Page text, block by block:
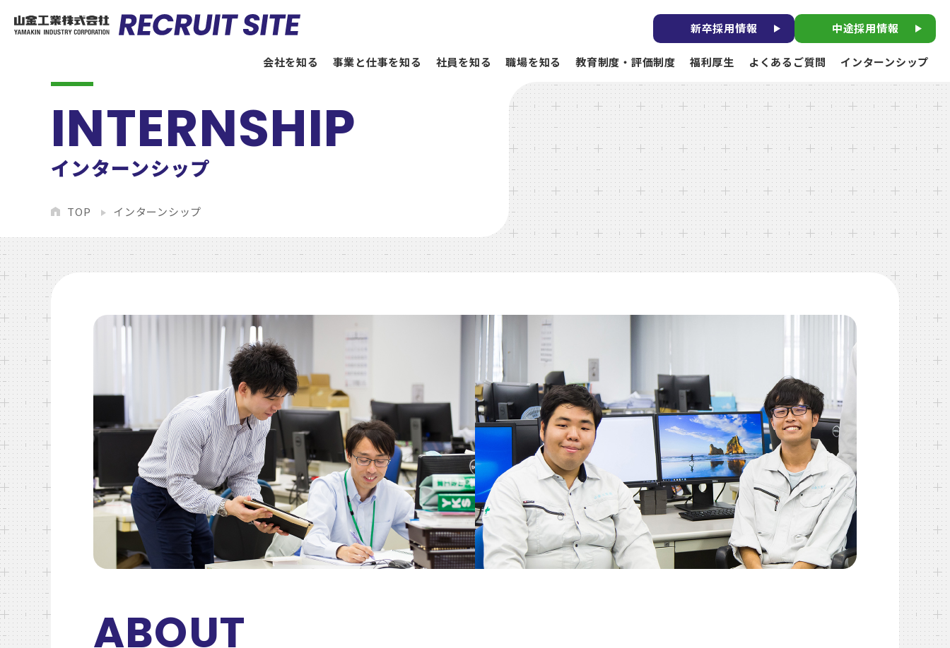
会社を知る 事業と仕事を知る 社員を知る 職場を知る 教育制度・評価制度 福利厚生 よくあるご質問 インターンシップ
新卒採用情報 中途採用情報
インターンシップ
TOP インターンシップ